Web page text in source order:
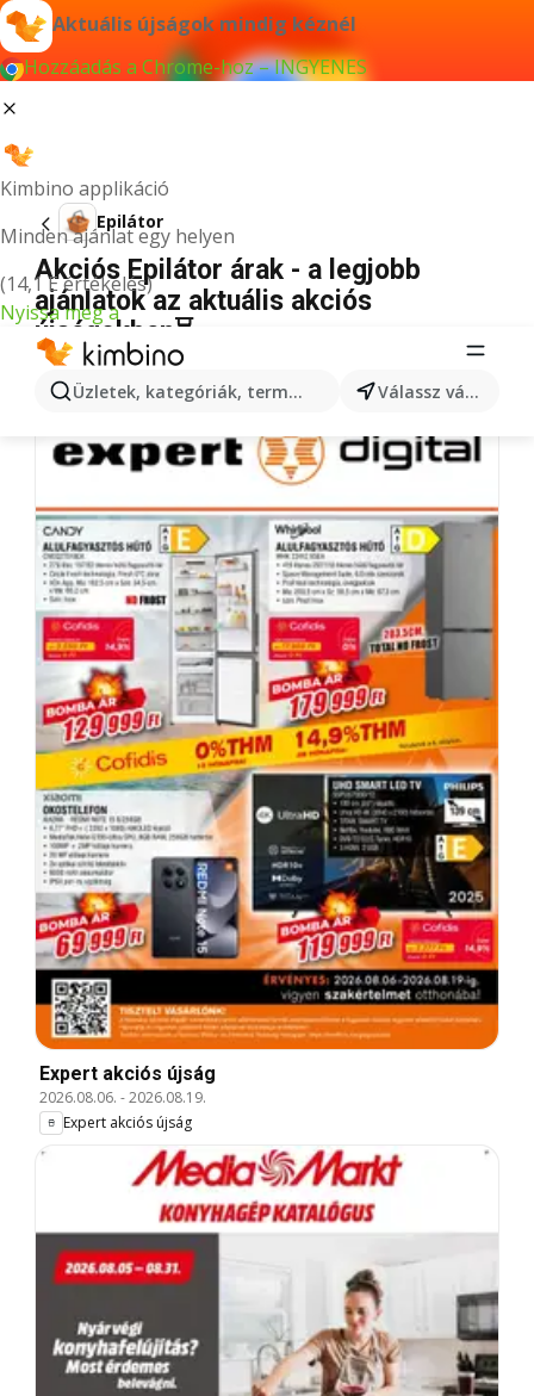
Aktuális újságok mindig kéznél
Hozzáadás a Chrome-hoz – INGYENES
Kimbino applikáció
Minden ajánlat egy helyen
(14,1 E értékelés)
Nyissa meg a
Üzletek, kategóriák, termékek keresése... Válassz várost
Epilátor
Akciós Epilátor árak - a legjobb
ajánlatok az aktuális akciós
újságokban⏳
Nincs találat erre a kifejezésre.
További újságok
Expert akciós újság
2026.08.06. -2026.08.19.
Expert akciós újság